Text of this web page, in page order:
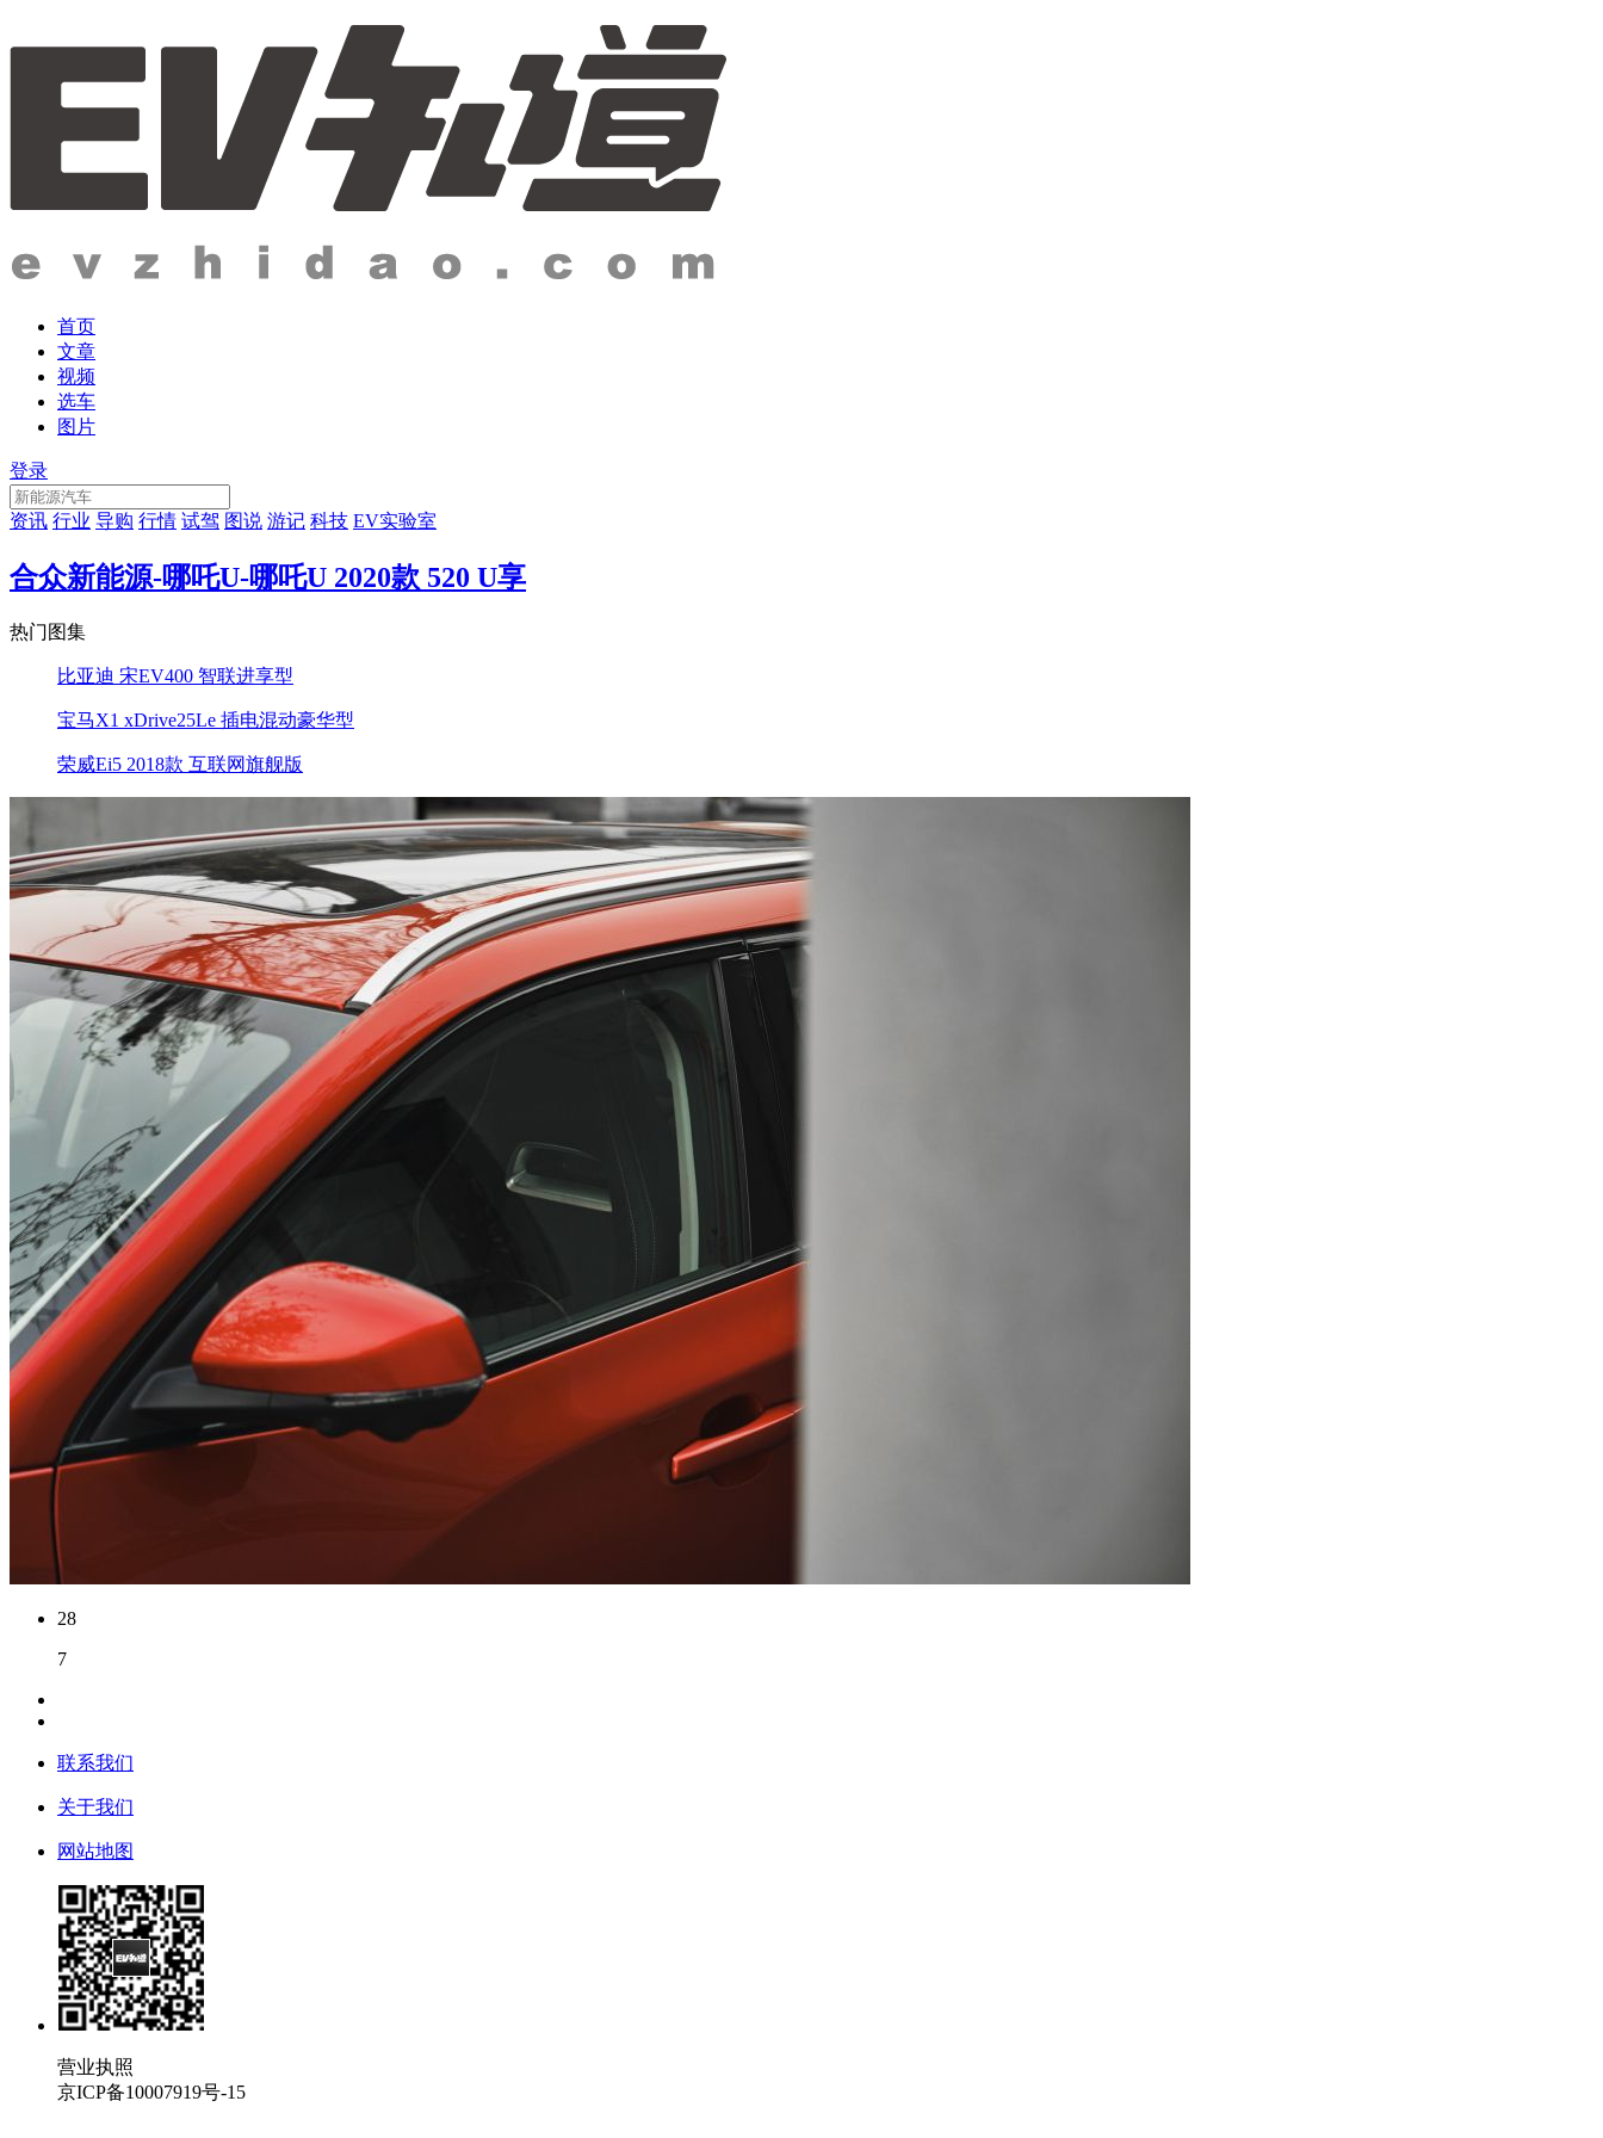
首页
文章
视频
选车
图片
登录
资讯 行业 导购 行情 试驾 图说 游记 科技 EV实验室
合众新能源-哪吒U-哪吒U 2020款 520 U享
热门图集
比亚迪 宋EV400 智联进享型
宝马X1 xDrive25Le 插电混动豪华型
荣威Ei5 2018款 互联网旗舰版
28
7
联系我们
关于我们
网站地图
营业执照
京ICP备10007919号-15